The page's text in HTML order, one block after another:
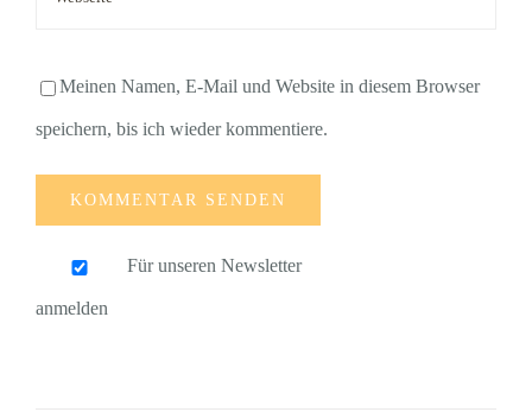
Meinen Namen, E-Mail und Website in diesem Browser
speichern, bis ich wieder kommentiere.
Für unseren Newsletter
anmelden